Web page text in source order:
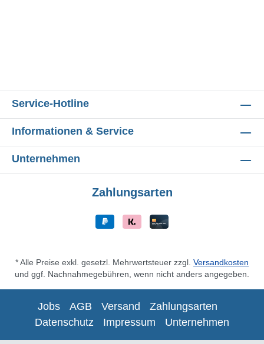
Service-Hotline
Informationen & Service
Unternehmen
Zahlungsarten
* Alle Preise exkl. gesetzl. Mehrwertsteuer zzgl. Versandkosten
und ggf. Nachnahmegebühren, wenn nicht anders angegeben.
Jobs AGB Versand
Zahlungsarten
Datenschutz
Impressum Unternehmen